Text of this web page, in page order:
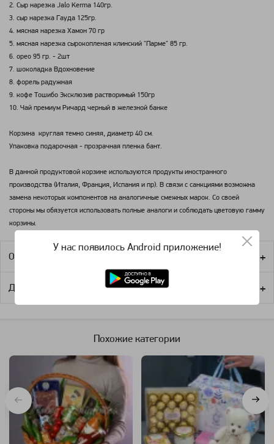
2. Сыр нарезка Jalo Kerma 140гр.
3. сыр нарезка Гауда 125гр.
4. мясная нарезка Хамон 70 гр
5. мясная нарезка сырокопленая клинский "Парме" 85 гр.
6. орео 95 гр. - 2шт
7. шоколадка Вдохновение
8. форель радужная
9. кофе Тошибо Эксклюзив растворимый 150гр
10. Чай премиум Ричард черный в железной банке
Корзина круглая темно синяя, диаметр 40 см.
Упаковка подарочная - прозрачная пленка бант.
В данной продуктовой корзине используются продукты иностранного
производства (Италия, Франция, Испания и пр). В связи с санкциями возможна
замена некоторых компонентов на аналогичные смежных марок. Со своей
стороны мы обязуется использовать полные аналоги и соблюдать цветовую гамму
корзины.
Оплата
Доставка
Похожие категории
У нас появилось Android приложение!